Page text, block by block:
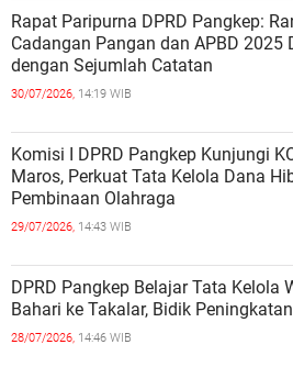
Rapat Paripurna DPRD Pangkep:
Cadangan Pangan dan APBD 2025
dengan Sejumlah Catatan
30/07/2026, 14:19 WIB
Komisi I DPRD Pangkep Kunjungi
Maros, Perkuat Tata Kelola Dana
Pembinaan Olahraga
29/07/2026, 14:43 WIB
DPRD Pangkep Belajar Tata Kelola
Bahari ke Takalar, Bidik
28/07/2026, 14:46 WIB